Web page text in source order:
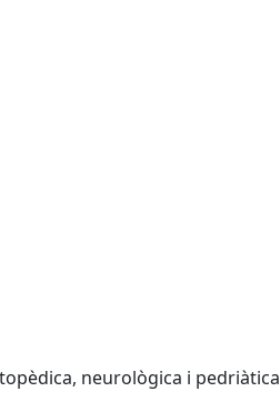
neurològica i pedriàtica